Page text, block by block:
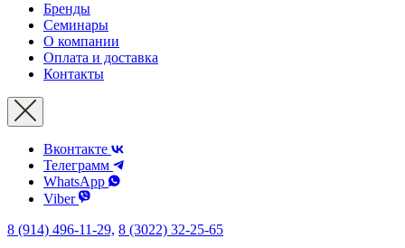
Бренды
Семинары
О компании
Оплата и доставка
Контакты
Вконтакте
Телеграмм
WhatsApp
Viber
8 (914) 496-11-29, 8 (3022) 32-25-65